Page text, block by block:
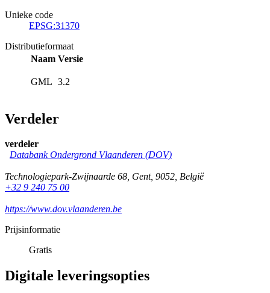
Unieke code
EPSG:31370
Distributieformaat
Naam Versie
GML 3.2
Verdeler
verdeler
Databank Ondergrond Vlaanderen (DOV)
Technologiepark-Zwijnaarde 68, Gent, 9052, België
+32 9 240 75 00
https://www.dov.vlaanderen.be
Prijsinformatie
Gratis
Digitale leveringsopties